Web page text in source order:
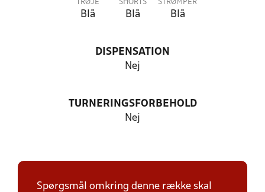
TRØJE
Blå
SHORTS
Blå
STRØMPER
Blå
DISPENSATION
Nej
TURNERINGSFORBEHOLD
Nej
Spørgsmål omkring denne række skal